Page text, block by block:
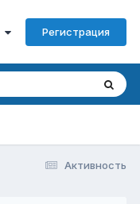
Регистрация
Активность